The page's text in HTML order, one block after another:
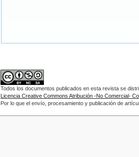
Todos los documentos publicados en esta revista se
Licencia Creative Commons Atribución -No Comercial-
Por lo que el envío, procesamiento y publicación de